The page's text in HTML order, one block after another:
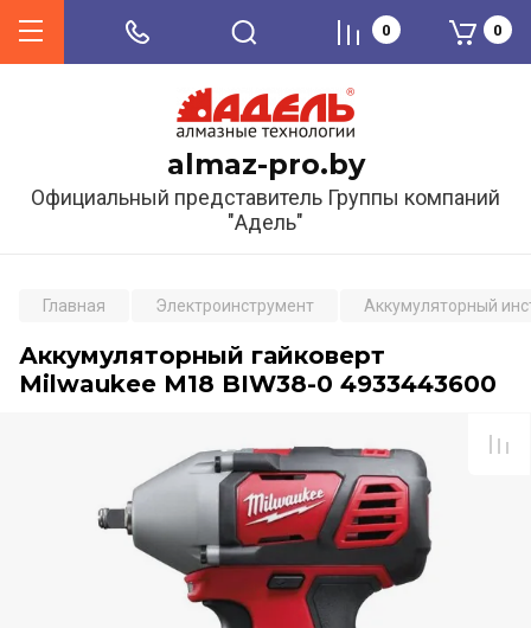
almaz-pro.by
Официальный представитель Группы компаний
"Адель"
0 0
Главная Электроинструмент Аккумуляторный
Аккумуляторный гайковерт
Milwaukee M18 BIW38-0 4933443600